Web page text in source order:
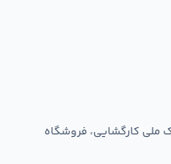
ملی کارگشایی، فروشگاه